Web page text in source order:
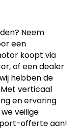
Neem
een
koopt via
of een dealer
hebben de
Met verticaal
en ervaring
veilige
offerte aan!